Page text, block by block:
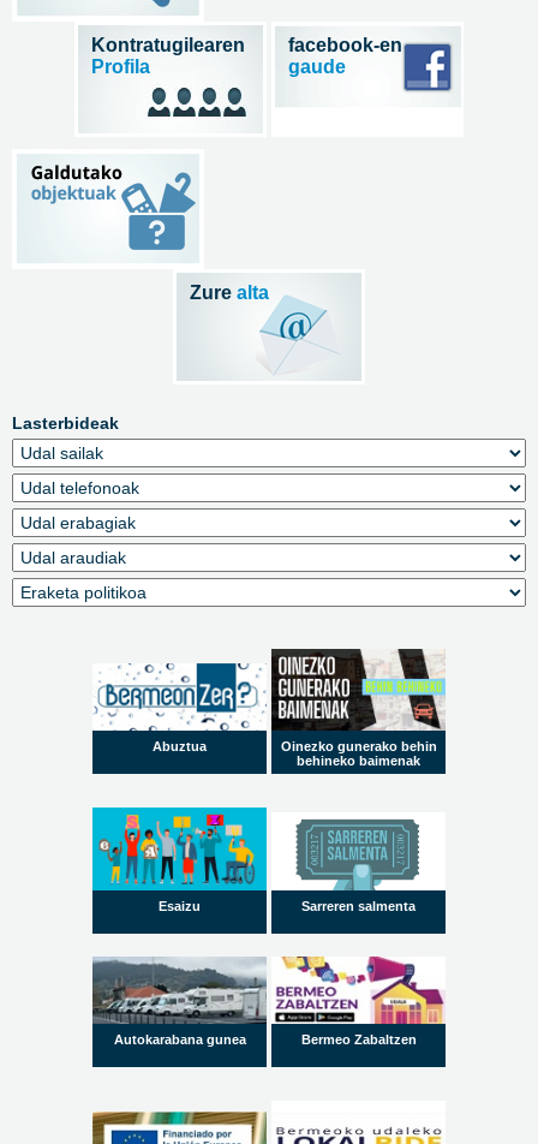
Lasterbideak
Abuztua
Oinezko gunerako behin
behineko baimenak
Esaizu Sarreren salmenta
Autokarabana gunea Bermeo Zabaltzen
Kontratugilearen
Profila
facebook-en
gaude
Zure alta